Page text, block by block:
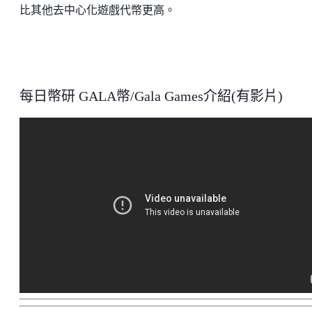
比其他去中心化遊戲代幣更高。
每日幣研 GALA幣/Gala Games介紹(有影片)